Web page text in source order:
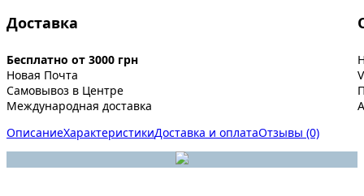
Доставка
Бесплатно от 3000 грн
Новая Почта
Самовывоз в Центре
Международная доставка
ОписаниеХарактеристикиДоставка и оплатаОтзывы (0)